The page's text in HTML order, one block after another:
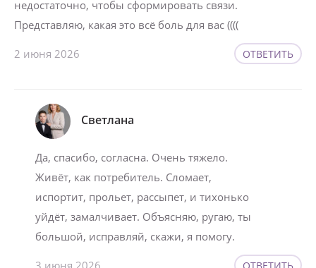
недостаточно, чтобы сформировать связи.
Представляю, какая это всё боль для вас ((((
2 июня 2026 ОТВЕТИТЬ
Светлана
Да, спасибо, согласна. Очень тяжело.
Живёт, как потребитель. Сломает,
испортит, прольет, рассыпет, и тихонько
уйдёт, замалчивает. Объясняю, ругаю, ты
большой, исправляй, скажи, я помогу.